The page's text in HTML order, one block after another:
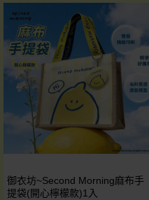
御衣坊~Second Morning麻布手
提袋(開心檸檬款)1入